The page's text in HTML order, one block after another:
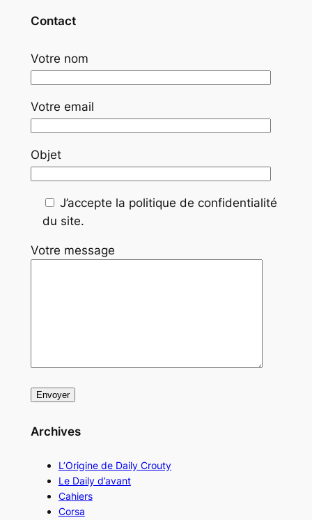
Contact
Votre nom
Votre email
Objet
J’accepte la politique de confidentialité
du site.
Votre message
Archives
L’Origine de Daily Crouty
Le Daily d’avant
Cahiers
Corsa